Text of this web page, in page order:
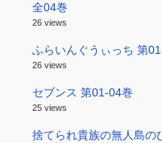
全04巻
26 views
ふらいんぐうぃっち 第
26 views
セブンス 第01-04巻
25 views
捨てられ貴族の無人島の